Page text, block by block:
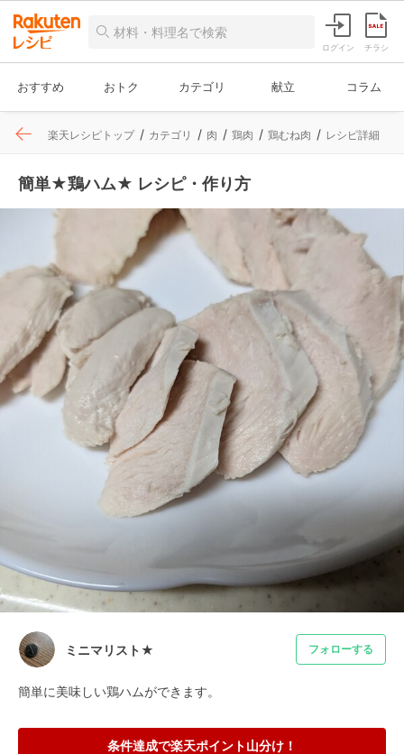
ログイン チラシ
おすすめ おトク カテゴリ 献立 コラム
楽天レシピトップ カテゴリ 肉 鶏肉 鶏むね肉 レシピ詳細
簡単★鶏ハム★ レシピ・作り方
ミニマリスト★ フォローする
簡単に美味しい鶏ハムができます。
条件達成で楽天ポイント山分け！